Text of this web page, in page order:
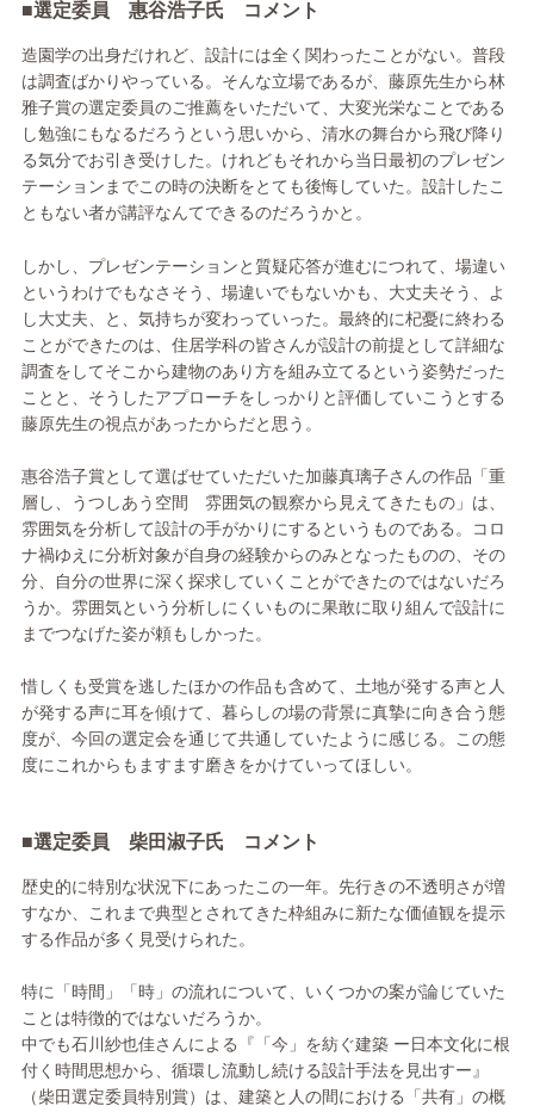
■選定委員 惠谷浩子氏 コメント
造園学の出身だけれど、設計には全く関わったことがない。普段
は調査ばかりやっている。そんな立場であるが、藤原先生から林
雅子賞の選定委員のご推薦をいただいて、大変光栄なことである
し勉強にもなるだろうという思いから、清水の舞台から飛び降り
る気分でお引き受けした。けれどもそれから当日最初のプレゼン
テーションまでこの時の決断をとても後悔していた。設計したこ
ともない者が講評なんてできるのだろうかと。
しかし、プレゼンテーションと質疑応答が進むにつれて、場違い
というわけでもなさそう、場違いでもないかも、大丈夫そう、よ
し大丈夫、と、気持ちが変わっていった。最終的に杞憂に終わる
ことができたのは、住居学科の皆さんが設計の前提として詳細な
調査をしてそこから建物のあり方を組み立てるという姿勢だった
ことと、そうしたアプローチをしっかりと評価していこうとする
藤原先生の視点があったからだと思う。
惠谷浩子賞として選ばせていただいた加藤真璃子さんの作品「重
層し、うつしあう空間 雰囲気の観察から見えてきたもの」は、
雰囲気を分析して設計の手がかりにするというものである。コロ
ナ禍ゆえに分析対象が自身の経験からのみとなったものの、その
分、自分の世界に深く探求していくことができたのではないだろ
うか。雰囲気という分析しにくいものに果敢に取り組んで設計に
までつなげた姿が頼もしかった。
惜しくも受賞を逃したほかの作品も含めて、土地が発する声と人
が発する声に耳を傾けて、暮らしの場の背景に真摯に向き合う態
度が、今回の選定会を通じて共通していたように感じる。この態
度にこれからもますます磨きをかけていってほしい。
■選定委員 柴田淑子氏 コメント
歴史的に特別な状況下にあったこの一年。先行きの不透明さが増
すなか、これまで典型とされてきた枠組みに新たな価値観を提示
する作品が多く見受けられた。
特に「時間」「時」の流れについて、いくつかの案が論じていた
ことは特徴的ではないだろうか。
中でも石川紗也佳さんによる『「今」を紡ぐ建築 ー日本文化に根
付く時間思想から、循環し流動し続ける設計手法を見出すー』
（柴田選定委員特別賞）は、建築と人の間における「共有」の概